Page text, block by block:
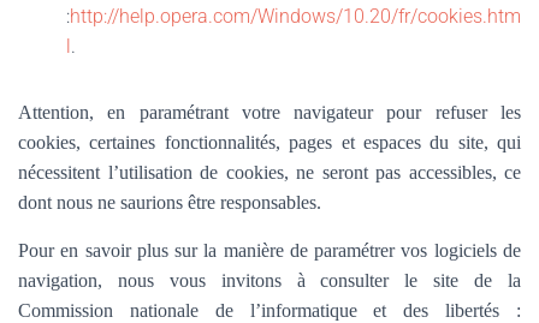
:http://help.opera.com/Windows/10.20/fr/cookies.htm
.
Attention, en paramétrant votre navigateur pour refuser les
cookies, certaines fonctionnalités, pages et espaces du site, qui
nécessitent l’utilisation de cookies, ne seront pas accessibles, ce
dont nous ne saurions être responsables.
Pour en savoir plus sur la manière de paramétrer vos logiciels de
navigation, nous vous invitons à consulter le site de la
Commission nationale de l’informatique et des libertés :